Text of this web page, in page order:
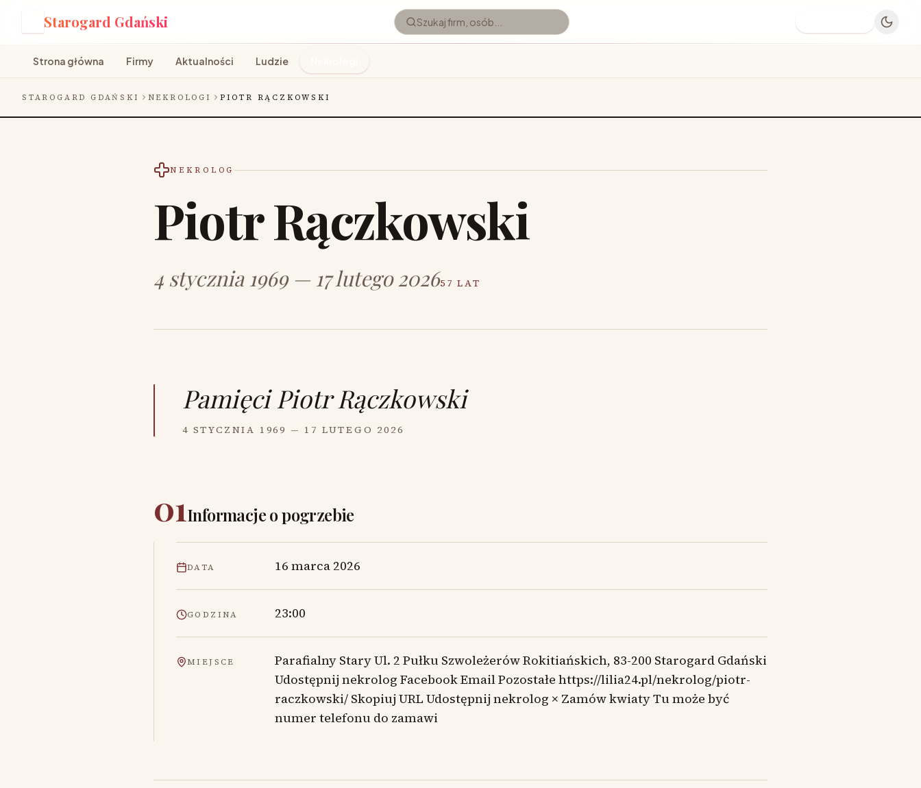
Starogard Gdański
Strona główna Firmy Aktualności Ludzie
STAROGARD GDAŃSKI NEKROLOGI PIOTR RĄCZKOWSKI
NEKROLOG
Piotr Rączkowski
4 stycznia 1969 — 17 lutego 202657 LAT
Pamięci Piotr Rączkowski
4 STYCZNIA 1969 — 17 LUTEGO 2026
01Informacje o pogrzebie
DATA 16 marca 2026
GODZINA 23:00
MIEJSCE
Parafialny Stary Ul. 2 Pułku Szwoleżerów Rokitiańskich, 83-200 Starogard Gdański
Udostępnij nekrolog Facebook Email Pozostałe https://lilia24.pl/nekrolog/piotr-
raczkowski/ Skopiuj URL Udostępnij nekrolog × Zamów kwiaty Tu może być
numer telefonu do zamawi